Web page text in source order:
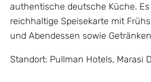
authentische deutsche Küche.
reichhaltige Speisekarte mit
und Abendessen sowie
Standort: Pullman Hotels, Marasi